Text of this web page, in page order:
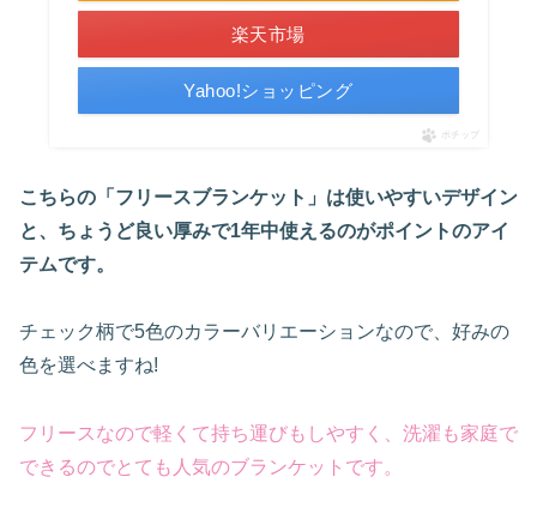
楽天市場
Yahoo!ショッピング
ポチップ
こちらの「フリースブランケット」は使いやすいデザイン
と、ちょうど良い厚みで1年中使えるのがポイントのアイ
テムです。
チェック柄で5色のカラーバリエーションなので、好みの
色を選べますね!
フリースなので軽くて持ち運びもしやすく、洗濯も家庭で
できるのでとても人気のブランケットです。